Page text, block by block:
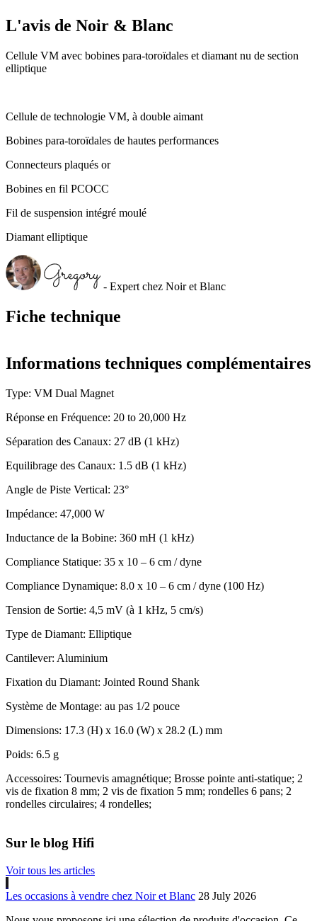
Fiche technique
Informations techniques complémentaires
Type: VM Dual Magnet
Réponse en Fréquence: 20 to 20,000 Hz
Séparation des Canaux: 27 dB (1 kHz)
Equilibrage des Canaux: 1.5 dB (1 kHz)
Angle de Piste Vertical: 23°
Impédance: 47,000 W
Inductance de la Bobine: 360 mH (1 kHz)
Compliance Statique: 35 x 10 – 6 cm / dyne
Compliance Dynamique: 8.0 x 10 – 6 cm / dyne (100 Hz)
Tension de Sortie: 4,5 mV (à 1 kHz, 5 cm/s)
Type de Diamant: Elliptique
Cantilever: Aluminium
Fixation du Diamant: Jointed Round Shank
Système de Montage: au pas 1/2 pouce
Dimensions: 17.3 (H) x 16.0 (W) x 28.2 (L) mm
Poids: 6.5 g
Accessoires: Tournevis amagnétique; Brosse pointe anti-statique; 2
vis de fixation 8 mm; 2 vis de fixation 5 mm; rondelles 6 pans; 2
rondelles circulaires; 4 rondelles;
L'avis de Noir & Blanc
Cellule VM avec bobines para-toroïdales et diamant nu de section
elliptique
Cellule de technologie VM, à double aimant
Bobines para-toroïdales de hautes performances
Connecteurs plaqués or
Bobines en fil PCOCC
Fil de suspension intégré moulé
Diamant elliptique
- Expert chez Noir et Blanc
Sur le blog Hifi
Voir tous les articles
Les occasions à vendre chez Noir et Blanc 28 July 2026